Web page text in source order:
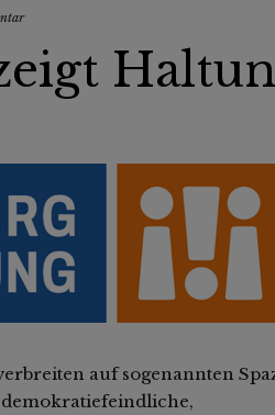
auf sogenannten